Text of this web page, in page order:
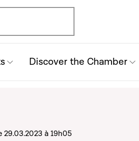
Discover the Chamber
29.03.2023 à 19h05